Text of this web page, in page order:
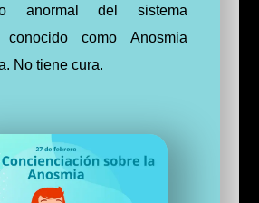
anormal del sistema
conocido como Anosmia
No tiene cura.